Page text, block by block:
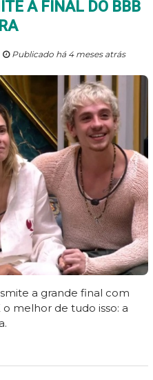
A FINAL DO BBB
Publicado há 4 meses atrás
a grande final com
melhor de tudo isso: a